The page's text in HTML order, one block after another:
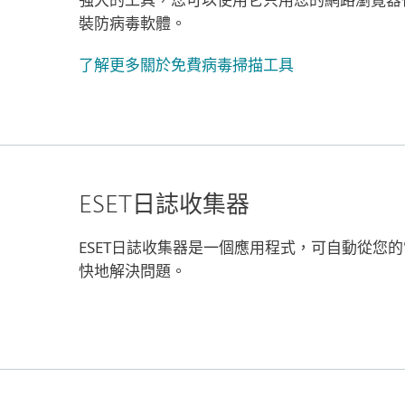
裝防病毒軟體。
了解更多關於免費病毒掃描工具
ESET日誌收集器
ESET日誌收集器是一個應用程式，可自動從您
快地解決問題。